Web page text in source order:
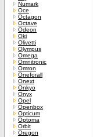
Numark
Oce
Octagon
Octave
Odeon
Oki
Olivetti
Olympus
Omega
Omnitronic
Omron
Oneforall
Onext
Onkyo
Onyx
Opel
Openbox
Opticum
Optoma
Orbit
Oregon